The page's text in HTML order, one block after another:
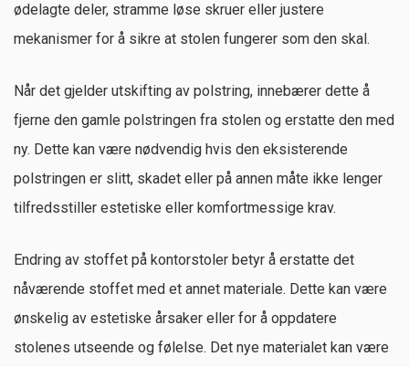
ødelagte deler, stramme løse skruer eller justere
mekanismer for å sikre at stolen fungerer som den skal.
Når det gjelder utskifting av polstring, innebærer dette å
fjerne den gamle polstringen fra stolen og erstatte den med
ny. Dette kan være nødvendig hvis den eksisterende
polstringen er slitt, skadet eller på annen måte ikke lenger
tilfredsstiller estetiske eller komfortmessige krav.
Endring av stoffet på kontorstoler betyr å erstatte det
nåværende stoffet med et annet materiale. Dette kan være
ønskelig av estetiske årsaker eller for å oppdatere
stolenes utseende og følelse. Det nye materialet kan være